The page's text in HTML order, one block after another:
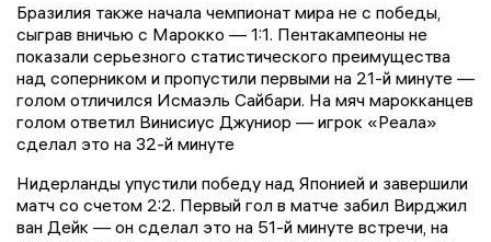
Бразилия также начала чемпионат мира не с победы,
сыграв вничью с Марокко — 1:1. Пентакампеоны не
показали серьезного статистического преимущества
над соперником и пропустили первыми на 21-й минуте —
голом отличился Исмаэль Сайбари. На мяч марокканцев
голом ответил Винисиус Джуниор — игрок «Реала»
сделал это на 32-й минуте
Нидерланды упустили победу над Японией и завершили
матч со счетом 2:2. Первый гол в матче забил Вирджил
ван Дейк — он сделал это на 51-й минуте встречи, на